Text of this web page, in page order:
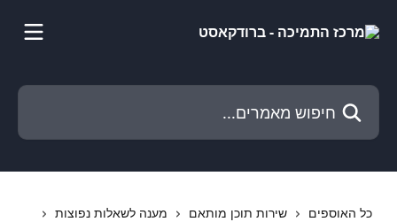
חיפוש מאמרים...
כל האוספים שירות תוכן מותאם
מענה לשאלות נפוצות